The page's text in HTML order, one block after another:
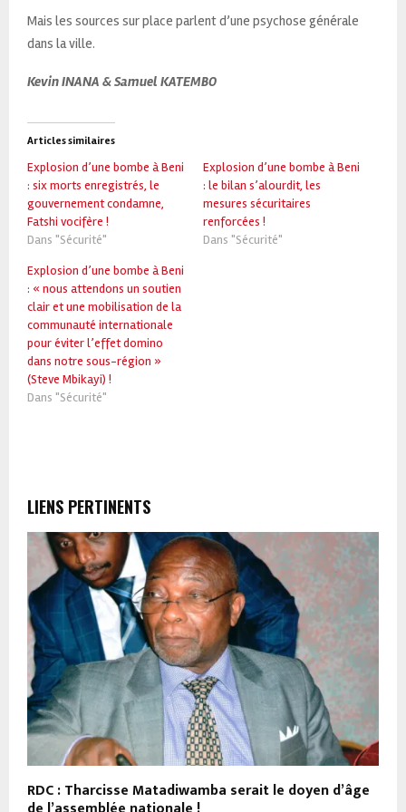
Mais les sources sur place parlent d’une psychose générale
dans la ville.
Kevin INANA & Samuel KATEMBO
Articles similaires
Explosion d’une bombe à Beni
: six morts enregistrés, le
gouvernement condamne,
Fatshi vocifère !
Dans "Sécurité"
Explosion d’une bombe à Beni
: le bilan s’alourdit, les
mesures sécuritaires
renforcées !
Dans "Sécurité"
Explosion d’une bombe à Beni
: « nous attendons un soutien
clair et une mobilisation de la
communauté internationale
pour éviter l’effet domino
dans notre sous-région »
(Steve Mbikayi) !
Dans "Sécurité"
LIENS PERTINENTS
RDC : Tharcisse Matadiwamba serait le doyen d’âge